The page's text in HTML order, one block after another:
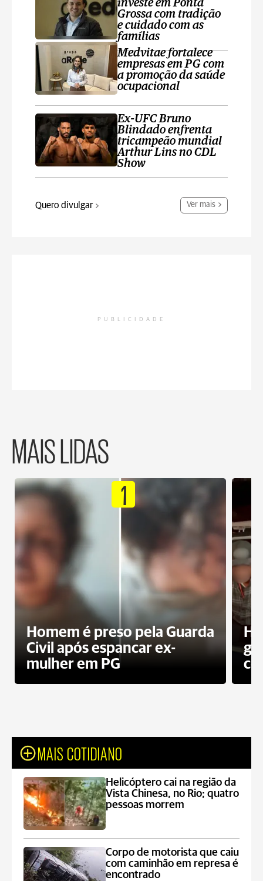
investe em Ponta
Grossa com tradição
e cuidado com as
famílias
Medvitae fortalece
empresas em PG com
a promoção da saúde
ocupacional
Ex-UFC Bruno
Blindado enfrenta
tricampeão mundial
Arthur Lins no CDL
Show
Quero divulgar Ver mais
PUBLICIDADE
MAIS LIDAS
1
Homem é preso pela Guarda
Civil após espancar ex-
mulher em PG
MAIS COTIDIANO
Helicóptero cai na região da
Vista Chinesa, no Rio; quatro
pessoas morrem
Corpo de motorista que caiu
com caminhão em represa é
encontrado